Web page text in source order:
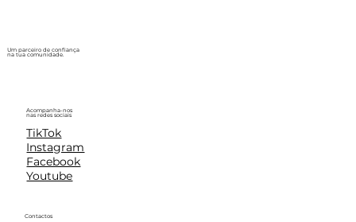
Um parceiro de confiança
na tua comunidade.
Acompanha-nos
nas redes sociais
TikTok
Instagram
Facebook
Youtube
Contactos